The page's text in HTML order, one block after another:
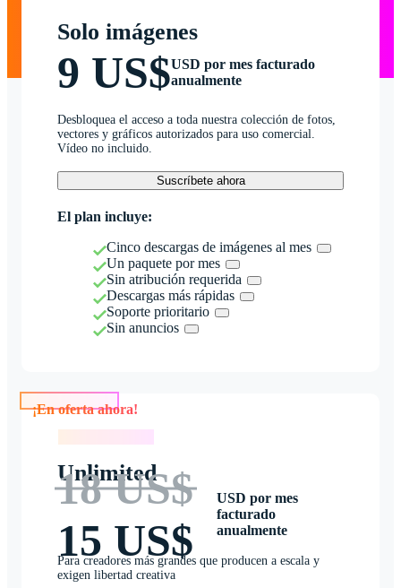
Solo imágenes
9 US$USD por mes facturado
anualmente
Desbloquea el acceso a toda nuestra colección de fotos,
vectores y gráficos autorizados para uso comercial.
Vídeo no incluido.
Suscríbete ahora
El plan incluye:
Cinco descargas de imágenes al mes
Un paquete por mes
Sin atribución requerida
Descargas más rápidas
Soporte prioritario
Sin anuncios
Unlimited
18 US$
15 US$
USD por mes
facturado
anualmente
Para creadores más grandes que producen a escala y
exigen libertad creativa